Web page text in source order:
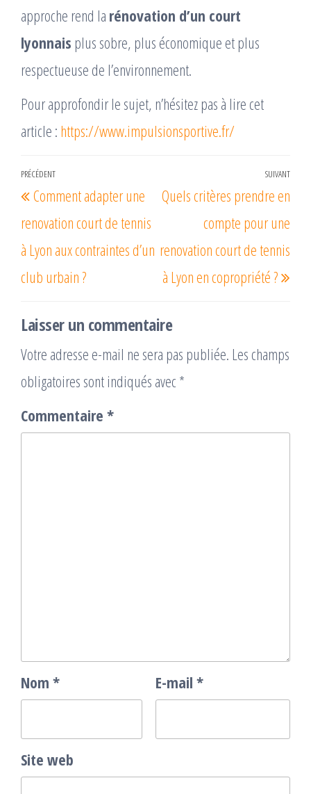
approche rend la rénovation d’un court
lyonnais plus sobre, plus économique et plus
respectueuse de l’environnement.
Pour approfondir le sujet, n’hésitez pas à lire cet
article : https://www.impulsionsportive.fr/
Navigation
de
l’article
Article
précédent
PRÉCÉDENT
Comment adapter une
renovation court de tennis
à Lyon aux contraintes d’un
club urbain ?
SUIVANT
Quels critères prendre en
compte pour une
renovation court de tennis
à Lyon en copropriété ?
Laisser un commentaire
Votre adresse e-mail ne sera pas publiée. Les champs
obligatoires sont indiqués avec *
Commentaire *
Nom * E-mail *
Site web